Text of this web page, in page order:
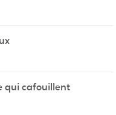
qui cafouillent